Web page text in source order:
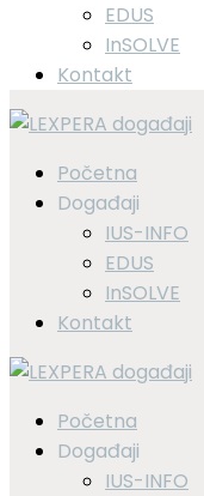
EDUS
InSOLVE
Kontakt
Početna
Događaji
IUS-INFO
EDUS
InSOLVE
Kontakt
Početna
Događaji
IUS-INFO